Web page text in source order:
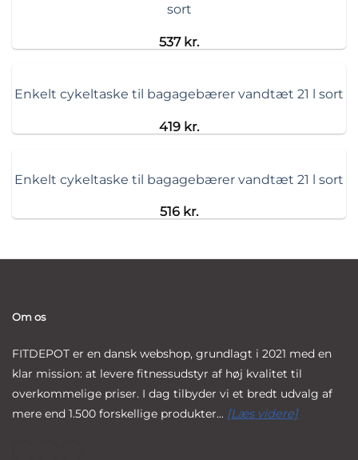
sort
537 kr.
Enkelt cykeltaske til bagagebærer vandtæt 21 l sort
419 kr.
Enkelt cykeltaske til bagagebærer vandtæt 21 l sort
516 kr.
Om os
FITDEPOT er en dansk webshop, grundlagt i 2021 med en
klar mission: at levere fitnessudstyr af høj kvalitet til
overkommelige priser. I dag tilbyder vi et bredt udvalg af
mere end 1.500 forskellige produkter... [Læs videre]